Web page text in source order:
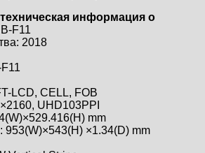
информация о
F11
2018
LCD, CELL, FOB
UHD103PPI
mm
953(W)×543(H) ×1.34(D) mm